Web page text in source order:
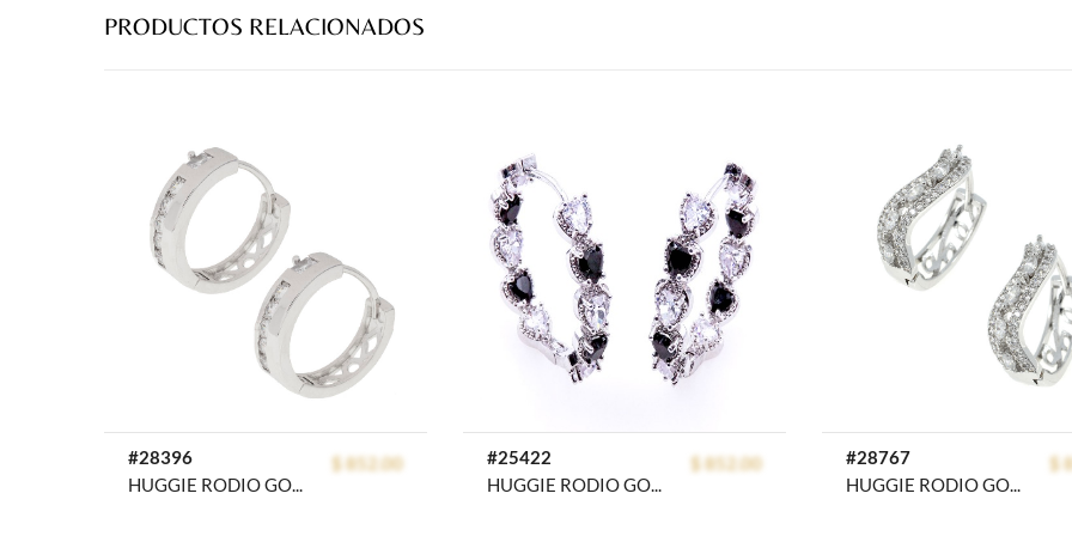
PRODUCTOS RELACIONADOS
#28396
$ 852.00
HUGGIE RODIO GOLDEN ROD
#25422
$ 852.00
HUGGIE RODIO GOLDEN ROD
#28767
$
HUGGIE RODIO GOLDEN ROD